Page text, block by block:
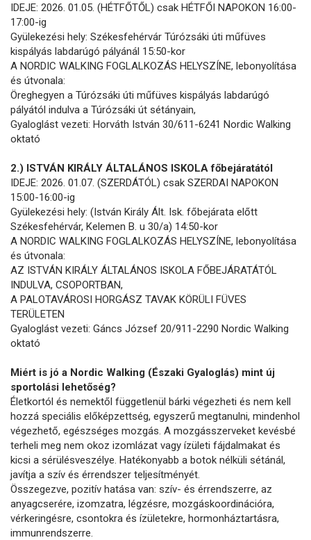
IDEJE: 2026. 01.05. (HÉTFŐTŐL) csak HÉTFŐI NAPOKON 16:00-
17:00-ig
Gyülekezési hely: Székesfehérvár Túrózsáki úti műfüves
kispályás labdarúgó pályánál 15:50-kor
A NORDIC WALKING FOGLALKOZÁS HELYSZÍNE, lebonyolítása
és útvonala:
Öreghegyen a Túrózsáki úti műfüves kispályás labdarúgó
pályától indulva a Túrózsáki út sétányain,
Gyaloglást vezeti: Horváth István 30/611-6241 Nordic Walking
oktató
2.) ISTVÁN KIRÁLY ÁLTALÁNOS ISKOLA főbejáratától
IDEJE: 2026. 01.07. (SZERDÁTÓL) csak SZERDAI NAPOKON
15:00-16:00-ig
Gyülekezési hely: (István Király Ált. Isk. főbejárata előtt
Székesfehérvár, Kelemen B. u 30/a) 14:50-kor
A NORDIC WALKING FOGLALKOZÁS HELYSZÍNE, lebonyolítása
és útvonala:
AZ ISTVÁN KIRÁLY ÁLTALÁNOS ISKOLA FŐBEJÁRATÁTÓL
INDULVA, CSOPORTBAN,
A PALOTAVÁROSI HORGÁSZ TAVAK KÖRÜLI FÜVES
TERÜLETEN
Gyaloglást vezeti: Gáncs József 20/911-2290 Nordic Walking
oktató
Miért is jó a Nordic Walking (Északi Gyaloglás) mint új
sportolási lehetőség?
Életkortól és nemektől függetlenül bárki végezheti és nem kell
hozzá speciális előképzettség, egyszerű megtanulni, mindenhol
végezhető, egészséges mozgás. A mozgásszerveket kevésbé
terheli meg nem okoz izomlázat vagy ízületi fájdalmakat és
kicsi a sérülésveszélye. Hatékonyabb a botok nélküli sétánál,
javítja a szív és érrendszer teljesítményét.
Összegezve, pozitív hatása van: szív- és érrendszerre, az
anyagcserére, izomzatra, légzésre, mozgáskoordinációra,
vérkeringésre, csontokra és ízületekre, hormonháztartásra,
immunrendszerre.